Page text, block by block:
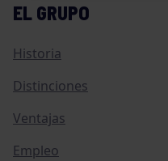
EL GRUPO
Historia
Distinciones
Ventajas
Empleo